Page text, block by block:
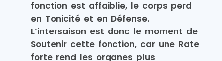
fonction est affaiblie, le corps perd
en Tonicité et en Défense.
L’intersaison est donc le moment de
Soutenir cette fonction, car une Rate
forte rend les organes plus